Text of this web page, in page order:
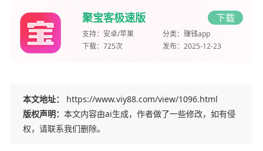
聚宝客极速版 下载
支持： 安卓/苹果 分类： 赚钱app
下载： 725次 发布： 2025-12-23
本文地址：
https://www.viy88.com/view/1096.html
版权声明： 本文内容由ai生成，作者做了一些修改，如有侵
权，请联系我们删除。